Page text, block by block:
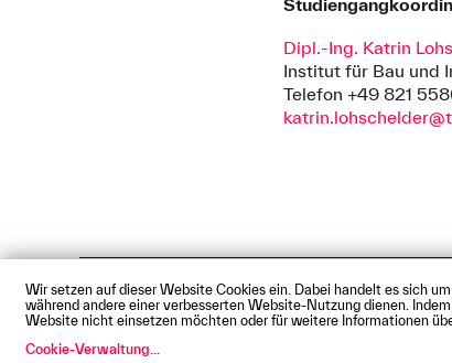
Wir setzen auf dieser Website Cookies ein. Dabei handelt es sich
während andere einer verbesserten Website-Nutzung dienen.
Website nicht einsetzen möchten oder für weitere Informationen
Cookie-Verwaltung
Dipl.-Ing. Katrin
Institut für Bau und
Telefon +49 821
Impressum Datenschutz
© Technische Hochschule